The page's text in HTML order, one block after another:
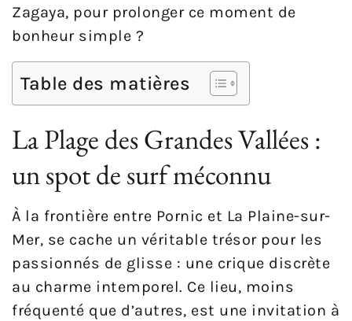
Zagaya, pour prolonger ce moment de
bonheur simple ?
Table des matières
La Plage des Grandes Vallées :
un spot de surf méconnu
À la frontière entre Pornic et La Plaine-sur-
Mer, se cache un véritable trésor pour les
passionnés de glisse : une crique discrète
au charme intemporel. Ce lieu, moins
fréquenté que d’autres, est une invitation à